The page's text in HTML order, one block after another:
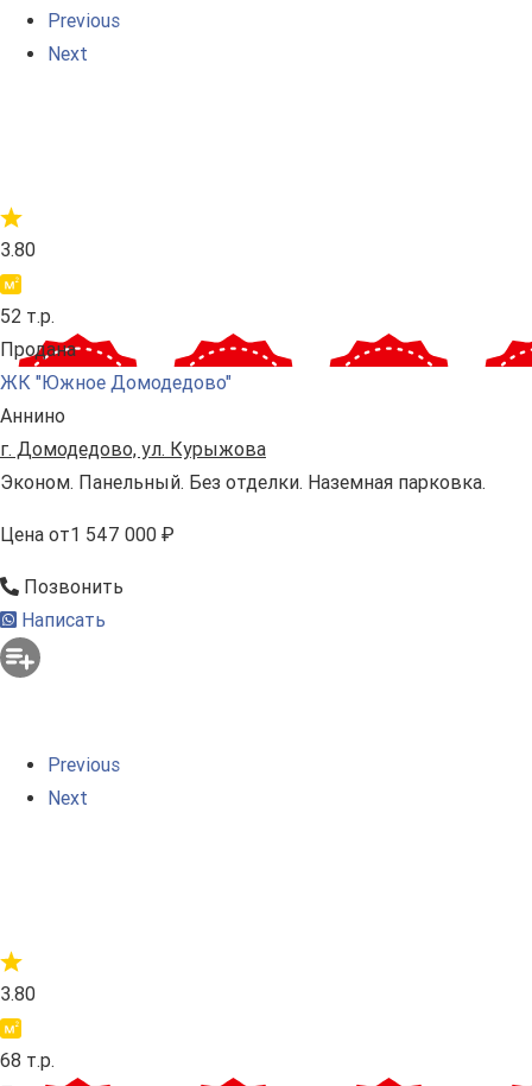
Previous
Next
3.80
52 т.р.
Продана
ЖК "Южное Домодедово"
Аннино
г. Домодедово, ул. Курыжова
Эконом. Панельный. Без отделки. Наземная парковка.
Цена от1 547 000 ₽
Позвонить
Написать
Previous
Next
3.80
68 т.р.